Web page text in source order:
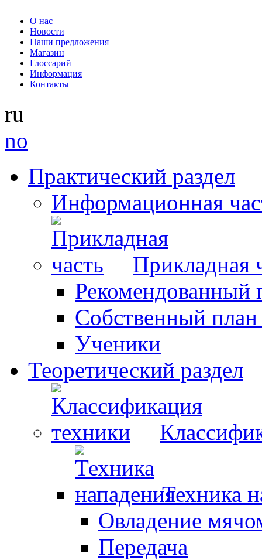
О нас
Новости
Наши предложения
Магазин
Глоссарий
Информация
Контакты
ru
no
Практический раздел
Информационная
Прикладная
Рекомендованный
Собственный
Ученики
Теоретический раздел
Техника
Овладение
Передача